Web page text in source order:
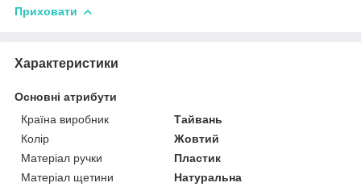
Приховати
Характеристики
Основні атрибути
Країна виробник
Тайвань
Колір
Жовтий
Матеріал ручки
Пластик
Матеріал щетини
Натуральна